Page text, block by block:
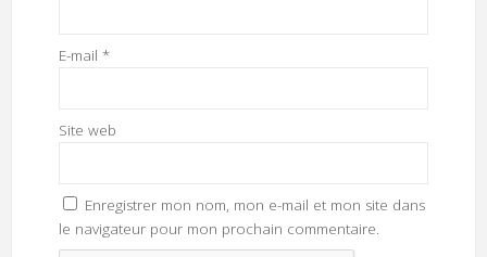
E-mail *
Site web
Enregistrer mon nom, mon e-mail et mon site dans
le navigateur pour mon prochain commentaire.